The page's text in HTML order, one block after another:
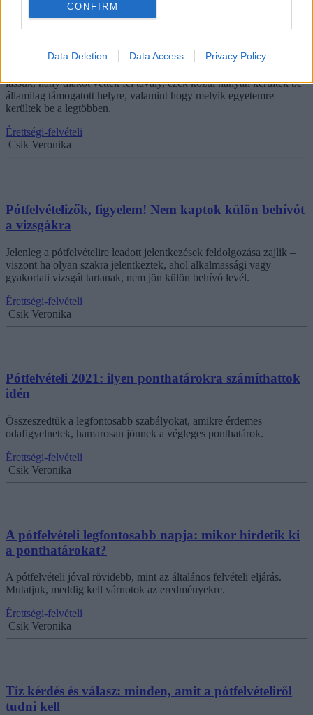
CONFIRM
Data Deletion Data Access Privacy Policy
Mire számíthatnak a felvételizők? Ezek voltak a
lássuk, hány diákot vettek fel tavaly, ezek közül hányan kerültek be
államilag támogatott helyre, valamint hogy melyik egyetemre
kerültek be a legtöbben.
Érettségi-felvételi
Csik Veronika
Pótfelvételizők, figyelem! Nem kaptok külön behívót
a vizsgákra
Jelenleg a pótfelvételire leadott jelentkezések feldolgozása zajlik –
viszont ha olyan szakra jelentkeztek, ahol alkalmassági vagy
gyakorlati vizsgát tartanak, nem jön külön behívó levél.
Érettségi-felvételi
Csik Veronika
Pótfelvételi 2021: ilyen ponthatárokra számíthattok
idén
Összeszedtük a legfontosabb szabályokat, amikre érdemes
odafigyelnetek, hamarosan jönnek a végleges ponthatárok.
Érettségi-felvételi
Csik Veronika
A pótfelvételi legfontosabb napja: mikor hirdetik ki
a ponthatárokat?
A pótfelvételi jóval rövidebb, mint az általános felvételi eljárás.
Mutatjuk, meddig kell várnotok az eredményekre.
Érettségi-felvételi
Csik Veronika
Tíz kérdés és válasz: minden, amit a pótfelvételiről
tudni kell